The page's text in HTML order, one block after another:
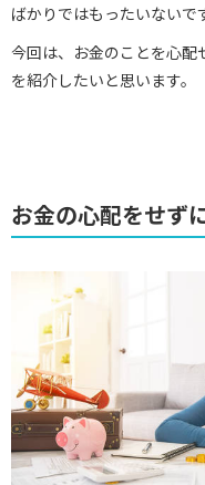
ばかりではもったいないで
今回は、お金のことを心配
を紹介したいと思います。
お金の心配をせず